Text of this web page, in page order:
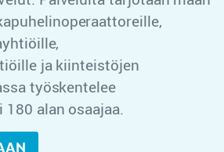
ja kiinteistöjen
työskentelee
alan osaajaa.